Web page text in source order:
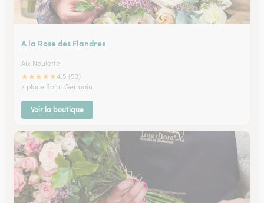
A la Rose des Flandres
Aix Noulette
★★★★★4.5 (53)
7 place Saint Germain
Voir la boutique